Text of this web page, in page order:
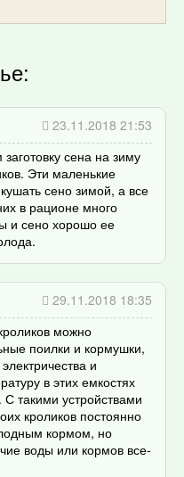
23.11.2018 21:53
сена на зиму
Эти маленькие
сено зимой, а все
в рационе много
и сено хорошо ее
29.11.2018 18:35
можно
поилки и кормушки,
и
в этих емкостях
такими устройствами
кроликов постоянно
кормом, но
воды или кормов все-